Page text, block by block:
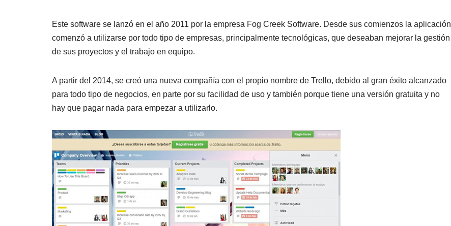
Este software se lanzó en el año 2011 por la empresa Fog Creek Software. Desde sus comienzos la aplicación
comenzó a utilizarse por todo tipo de empresas, principalmente tecnológicas, que deseaban mejorar la gestión
de sus proyectos y el trabajo en equipo.
A partir del 2014, se creó una nueva compañía con el propio nombre de Trello, debido al gran éxito alcanzado
para todo tipo de negocios, en parte por su facilidad de uso y también porque tiene una versión gratuita y no
hay que pagar nada para empezar a utilizarlo.